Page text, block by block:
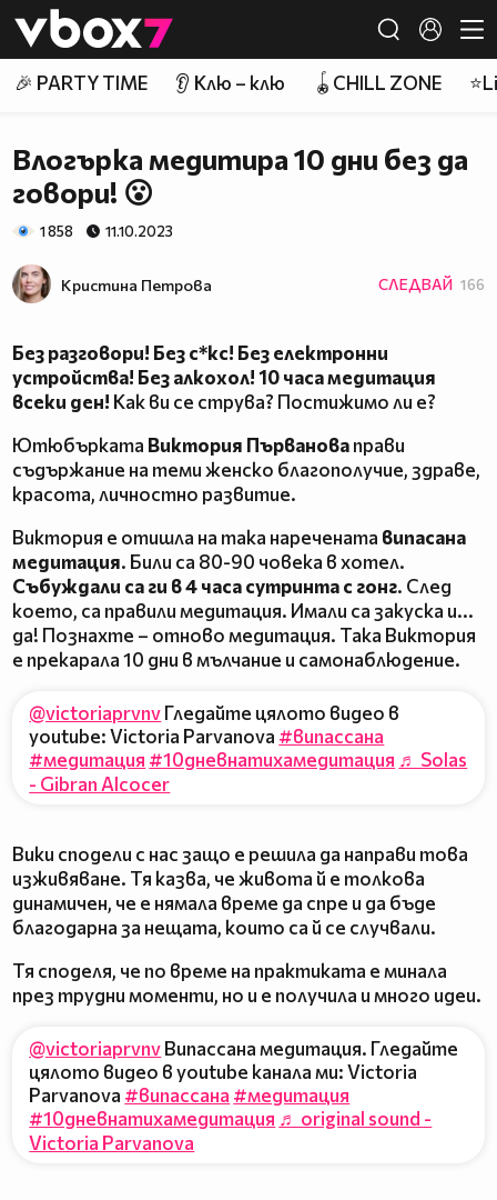
👾
🎉 PARTY TIME 👂 Клю – клю 🪀CHILL ZONE
Влогърка медитира 10 дни без да
говори! 😮
1 858 11.10.2023
Кристина Петрова СЛЕДВАЙ 166
Без разговори! Без с*кс! Без електронни
устройства! Без алкохол! 10 часа медитация
всеки ден! Как ви се струва? Постижимо ли е?
Ютюбърката Виктория Първановаправи
съдържание на теми женско благополучие, здраве,
красота, личностно развитие.
Виктория е отишла на така наречената випасана
медитация. Били са 80-90 човека в хотел.
Събуждали са ги в 4 часа сутринта с гонг. След
което, са правили медитация. Имали са закуска и...
да! Познахте – отново медитация. Така Виктория
е прекарала 10 дни в мълчание и самонаблюдение.
@victoriaprvnvГледайте цялото видео в
youtube: Victoria Parvanova #випассана
#медитация #10дневнатихамедитация ♬ Solas
- Gibran Alcocer
Вики сподели с нас защо е решила да направи това
изживяване. Тя казва, че живота й е толкова
динамичен, че е нямала време да спре и да бъде
благодарна за нещата, които са й се случвали.
Тя споделя, че по време на практиката е минала
през трудни моменти, но и е получила и много идеи.
@victoriaprvnvВипассана медитация. Гледайте
цялото видео в youtube канала ми: Victoria
Parvanova #випассана #медитация
#10дневнатихамедитация ♬ original sound -
Victoria Parvanova